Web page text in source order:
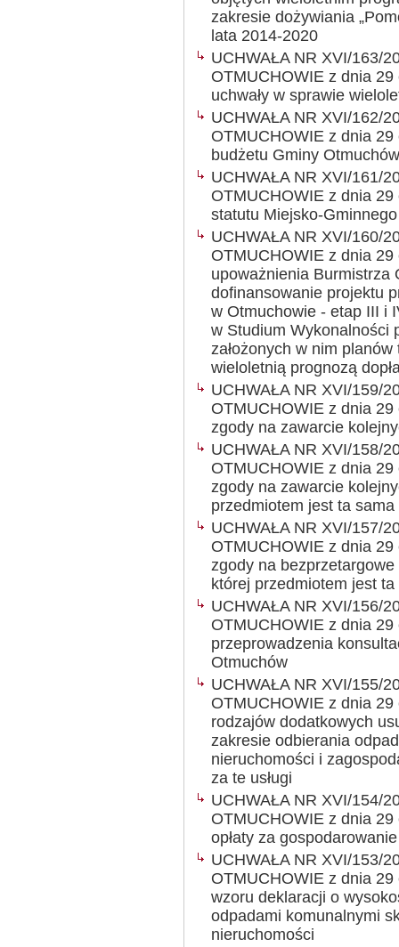
zakresie dożywiania
lata 2014-2020
UCHWAŁA NR XVI/163/
OTMUCHOWIE z dnia
uchwały w sprawie
UCHWAŁA NR XVI/162/
OTMUCHOWIE z dnia
budżetu Gminy
UCHWAŁA NR XVI/161/
OTMUCHOWIE z dnia
statutu Miejsko-
UCHWAŁA NR XVI/160/
OTMUCHOWIE z dnia
upoważnienia Burmistrza
dofinansowanie projektu
w Otmuchowie - etap III i
w Studium Wykonalności
założonych w nim
wieloletnią prognozą
UCHWAŁA NR XVI/159/
OTMUCHOWIE z dnia
zgody na zawarcie
UCHWAŁA NR XVI/158/
OTMUCHOWIE z dnia
zgody na zawarcie
przedmiotem jest ta
UCHWAŁA NR XVI/157/
OTMUCHOWIE z dnia
zgody na
której przedmiotem jest
UCHWAŁA NR XVI/156/
OTMUCHOWIE z dnia
przeprowadzenia
Otmuchów
UCHWAŁA NR XVI/155/
OTMUCHOWIE z dnia
rodzajów dodatkowych
zakresie odbierania
nieruchomości i
za te usługi
UCHWAŁA NR XVI/154/
OTMUCHOWIE z dnia
opłaty za
UCHWAŁA NR XVI/153/
OTMUCHOWIE z dnia
wzoru deklaracji o
odpadami komunalnymi
nieruchomości